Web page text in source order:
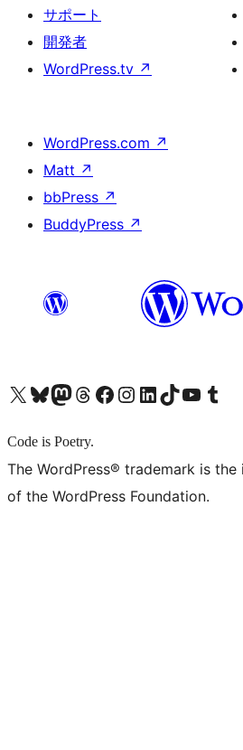
サポート
開発者
WordPress.tv ↗
WordPress.com ↗
Matt ↗
bbPress ↗
BuddyPress ↗
X (旧 Twitter) アカウントへBluesky アカウントへMastodon アカウントへThreads アカウントへ Facebook ページへInstagram アカウントへ LinkedIn アカウントへTikTok アカウントへYouTube チャンネルへ Tumblr アカウントへ
Code is Poetry.
The WordPress® trademark is
of the WordPress Foundation.